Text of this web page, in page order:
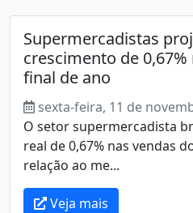
Supermercadistas
crescimento de 0,67%
final de ano
sexta-feira, 11 de
O setor supermercadista
real de 0,67% nas vendas
relação ao me...
Veja mais